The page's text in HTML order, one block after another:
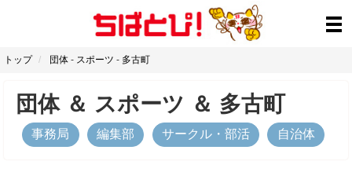
トップ 団体 - スポーツ - 多古町
団体＆ スポーツ ＆ 多古町
事務局 編集部 サークル・部活 自治体